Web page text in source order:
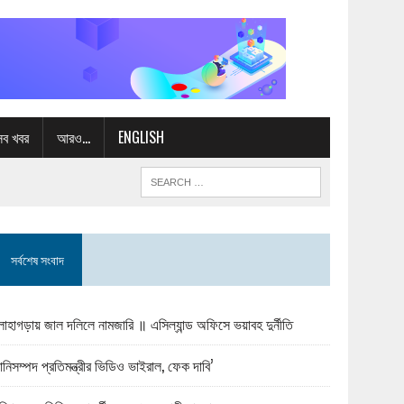
খবর আরও… ENGLISH
সর্বশেষ সংবাদ
জাল দলিলে নামজারি ॥ এসিল্যান্ড অফিসে ভয়াবহ দুর্নীতি
প্রতিমন্ত্রীর ভিডিও ভাইরাল, ফেক দাবি’